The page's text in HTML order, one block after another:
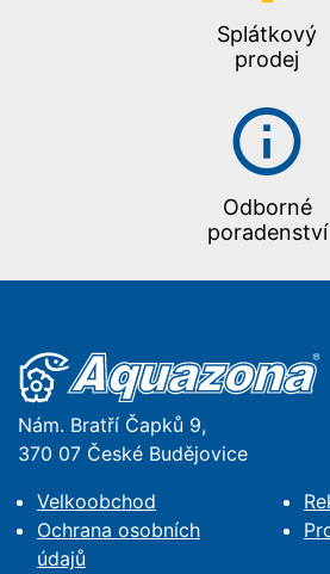
Splátkový
prodej
Odborné
poradenství
Nám. Bratří Čapků 9,
370 07 České Budějovice
Velkoobchod
Ochrana osobních
údajů